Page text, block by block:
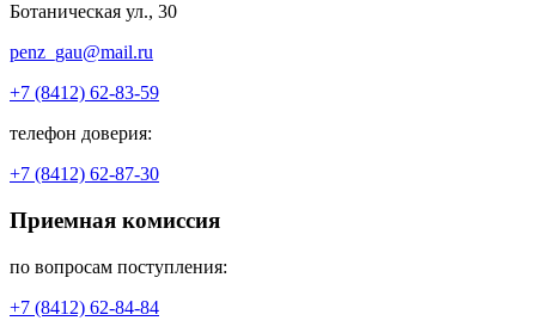
Ботаническая ул., 30
penz_gau@mail.ru
+7 (8412) 62-83-59
телефон доверия:
+7 (8412) 62-87-30
Приемная комиссия
по вопросам поступления:
+7 (8412) 62-84-84